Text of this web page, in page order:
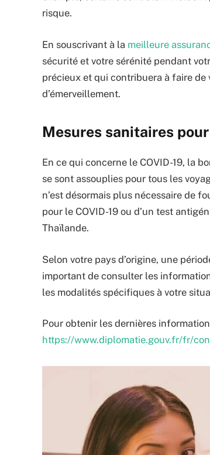
risque.
En souscrivant à la meilleure
sécurité et votre sérénité pendant
précieux et qui contribuera à faire de
d’émerveillement.
Mesures sanitaires
En ce qui concerne le COVID-19, la
se sont assouplies pour tous les
n’est désormais plus nécessaire de
pour le COVID-19 ou d’un test
Thaïlande.
Selon votre pays d’origine, une
important de consulter les
les modalités spécifiques à votre
Pour obtenir les dernières
https://www.diplomatie.gouv.fr/fr/